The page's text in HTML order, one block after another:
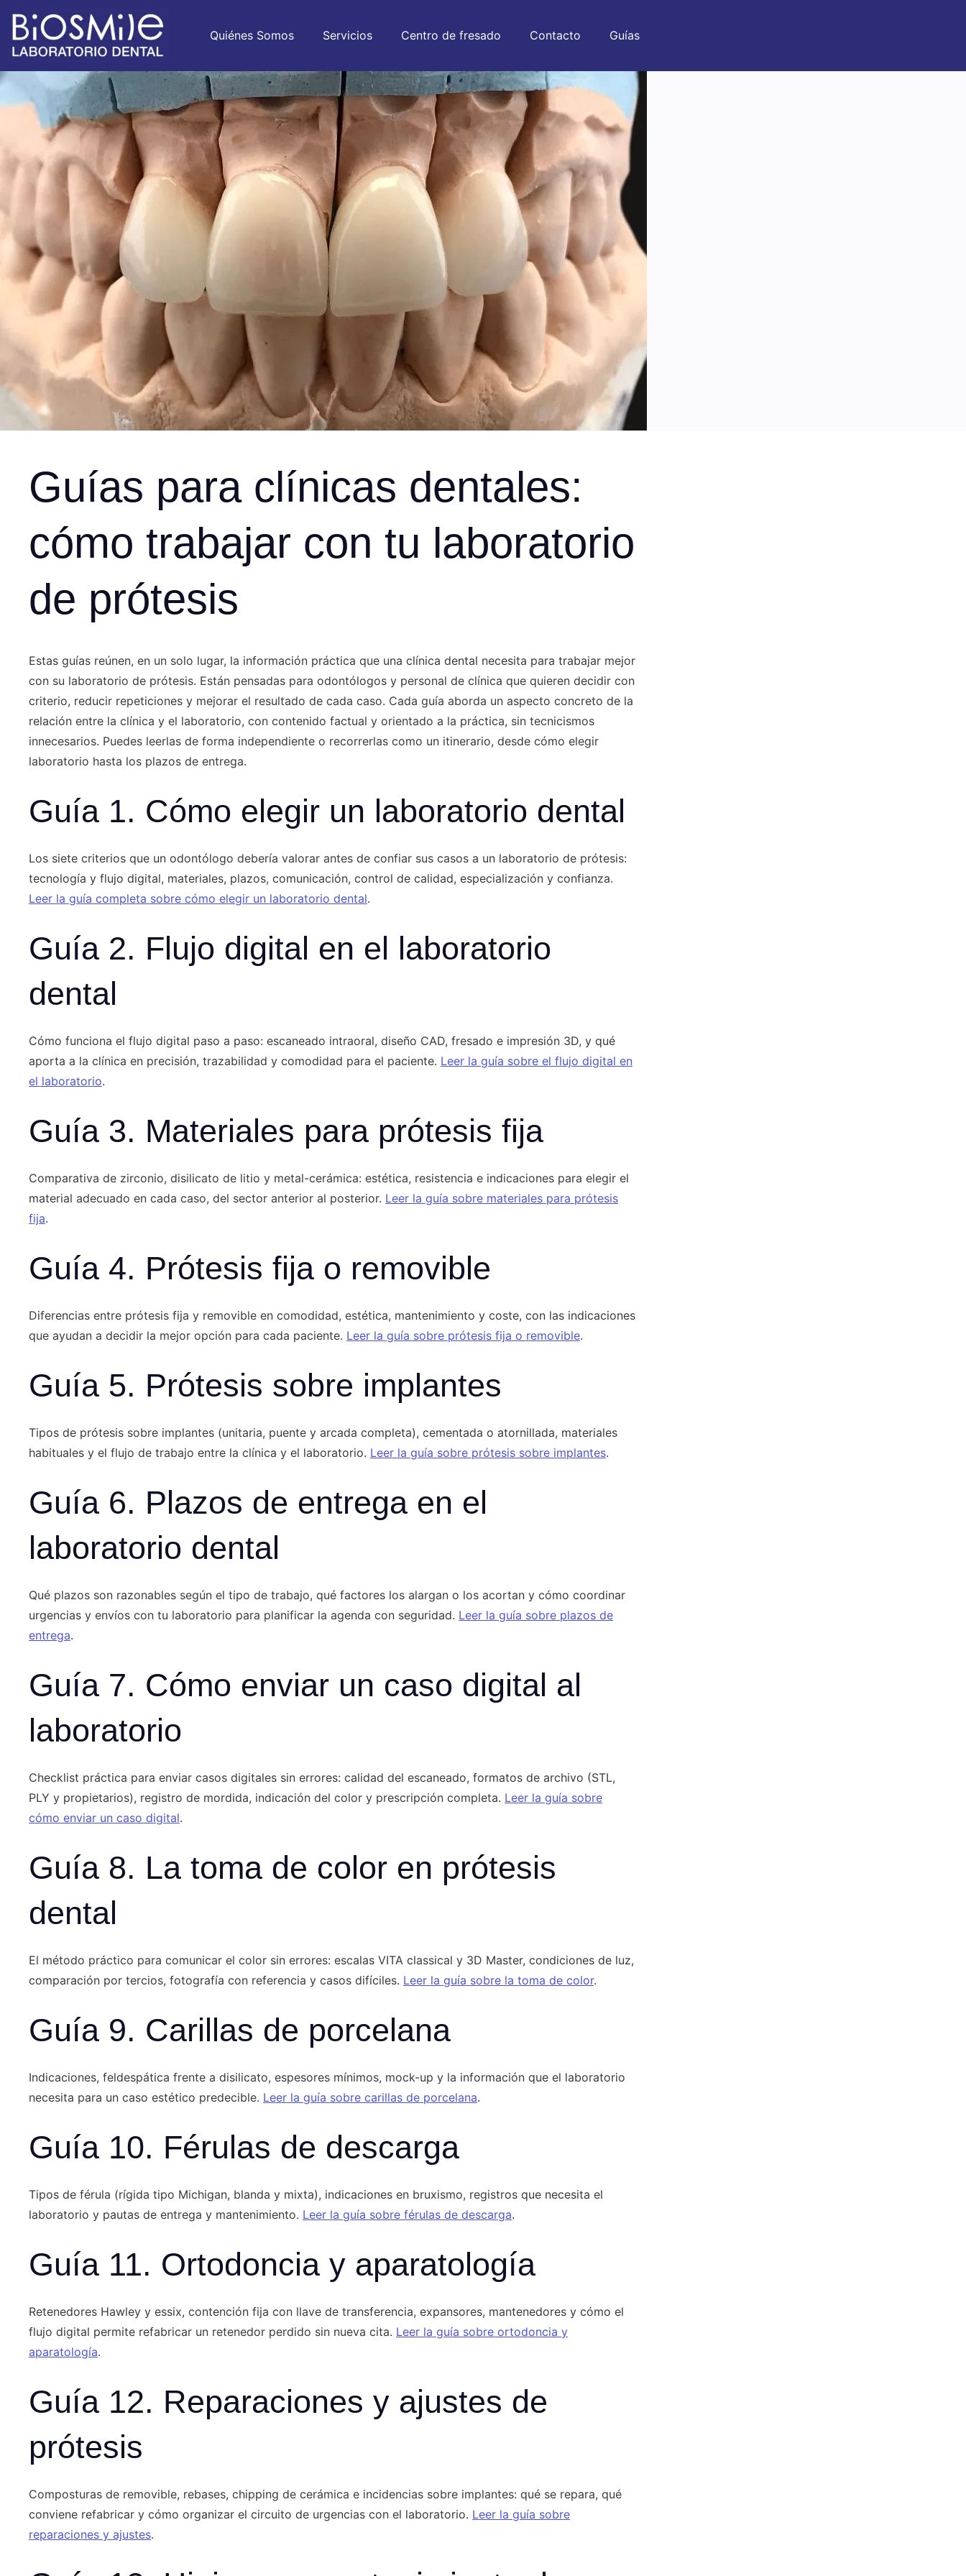
Quiénes Somos Servicios Centro de fresado Contacto Guías
Guías para clínicas dentales:
cómo trabajar con tu laboratorio
de prótesis
Estas guías reúnen, en un solo lugar, la información práctica que una clínica dental necesita para trabajar mejor
con su laboratorio de prótesis. Están pensadas para odontólogos y personal de clínica que quieren decidir con
criterio, reducir repeticiones y mejorar el resultado de cada caso. Cada guía aborda un aspecto concreto de la
relación entre la clínica y el laboratorio, con contenido factual y orientado a la práctica, sin tecnicismos
innecesarios. Puedes leerlas de forma independiente o recorrerlas como un itinerario, desde cómo elegir
laboratorio hasta los plazos de entrega.
Guía 1. Cómo elegir un laboratorio dental
Los siete criterios que un odontólogo debería valorar antes de confiar sus casos a un laboratorio de prótesis:
tecnología y flujo digital, materiales, plazos, comunicación, control de calidad, especialización y confianza.
Leer la guía completa sobre cómo elegir un laboratorio dental.
Guía 2. Flujo digital en el laboratorio
dental
Cómo funciona el flujo digital paso a paso: escaneado intraoral, diseño CAD, fresado e impresión 3D, y qué
aporta a la clínica en precisión, trazabilidad y comodidad para el paciente. Leer la guía sobre el flujo digital en
el laboratorio.
Guía 3. Materiales para prótesis fija
Comparativa de zirconio, disilicato de litio y metal-cerámica: estética, resistencia e indicaciones para elegir el
material adecuado en cada caso, del sector anterior al posterior. Leer la guía sobre materiales para prótesis
fija.
Guía 4. Prótesis fija o removible
Diferencias entre prótesis fija y removible en comodidad, estética, mantenimiento y coste, con las indicaciones
que ayudan a decidir la mejor opción para cada paciente. Leer la guía sobre prótesis fija o removible.
Guía 5. Prótesis sobre implantes
Tipos de prótesis sobre implantes (unitaria, puente y arcada completa), cementada o atornillada, materiales
habituales y el flujo de trabajo entre la clínica y el laboratorio. Leer la guía sobre prótesis sobre implantes.
Guía 6. Plazos de entrega en el
laboratorio dental
Qué plazos son razonables según el tipo de trabajo, qué factores los alargan o los acortan y cómo coordinar
urgencias y envíos con tu laboratorio para planificar la agenda con seguridad. Leer la guía sobre plazos de
entrega.
Guía 7. Cómo enviar un caso digital al
laboratorio
Checklist práctica para enviar casos digitales sin errores: calidad del escaneado, formatos de archivo (STL,
PLY y propietarios), registro de mordida, indicación del color y prescripción completa. Leer la guía sobre
cómo enviar un caso digital.
Guía 8. La toma de color en prótesis
dental
El método práctico para comunicar el color sin errores: escalas VITA classical y 3D Master, condiciones de luz,
comparación por tercios, fotografía con referencia y casos difíciles. Leer la guía sobre la toma de color.
Guía 9. Carillas de porcelana
Indicaciones, feldespática frente a disilicato, espesores mínimos, mock-up y la información que el laboratorio
necesita para un caso estético predecible. Leer la guía sobre carillas de porcelana.
Guía 10. Férulas de descarga
Tipos de férula (rígida tipo Michigan, blanda y mixta), indicaciones en bruxismo, registros que necesita el
laboratorio y pautas de entrega y mantenimiento. Leer la guía sobre férulas de descarga.
Guía 11. Ortodoncia y aparatología
Retenedores Hawley y essix, contención fija con llave de transferencia, expansores, mantenedores y cómo el
flujo digital permite refabricar un retenedor perdido sin nueva cita. Leer la guía sobre ortodoncia y
aparatología.
Guía 12. Reparaciones y ajustes de
prótesis
Composturas de removible, rebases, chipping de cerámica e incidencias sobre implantes: qué se repara, qué
conviene refabricar y cómo organizar el circuito de urgencias con el laboratorio. Leer la guía sobre
reparaciones y ajustes.